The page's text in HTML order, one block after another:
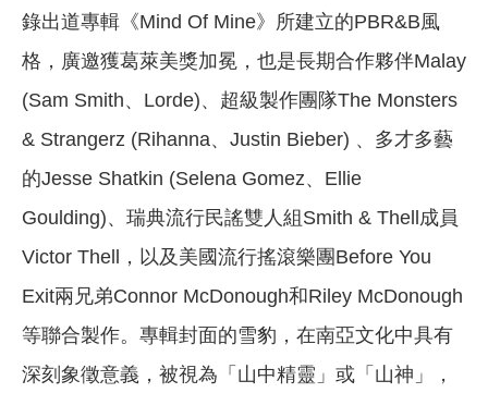
錄出道專輯《Mind Of Mine》所建立的PBR&B風
格，廣邀獲葛萊美獎加冕，也是長期合作夥伴Malay
(Sam Smith、Lorde)、超級製作團隊The Monsters
& Strangerz (Rihanna、Justin Bieber) 、多才多藝
的Jesse Shatkin (Selena Gomez、Ellie
Goulding)、瑞典流行民謠雙人組Smith & Thell成員
Victor Thell，以及美國流行搖滾樂團Before You
Exit兩兄弟Connor McDonough和Riley McDonough
等聯合製作。專輯封面的雪豹，在南亞文化中具有
深刻象徵意義，被視為「山中精靈」或「山神」，